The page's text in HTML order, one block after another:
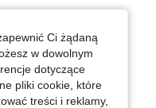
Ci żądaną
w dowolnym
dotyczące
pliki cookie, które
treści i reklamy,